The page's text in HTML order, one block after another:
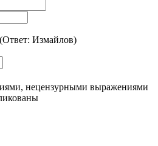
Измайлов)
нецензурными выражениями